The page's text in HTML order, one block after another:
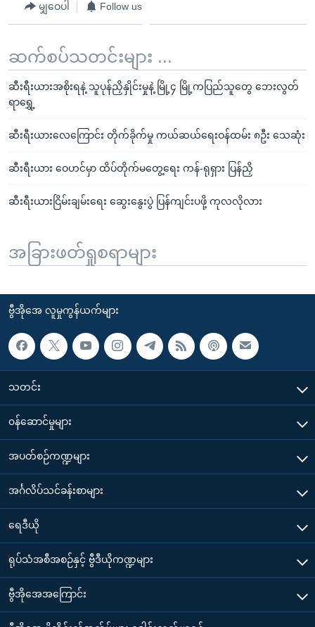
မျှဝေပါ Follow us
ဆက်စပ်သတင်းများ ...
ဆီးရီးယားအစိုးရနဲ့ သူပုန်ညှိနှိုင်းမှုနဲ့ မြို့၄ မြို့ကပြည်သူတွေ ဘေးလွတ်
ရာရွှေ့
ဆီးရီးယားလေကြောင်း တိုက်ခိုက်မှု ကယ်ဆယ်ရေးဝန်ထမ်း ၈ဦး သေဆုံး
ဆီးရီးယား ဝေဟင်မှာ ထိပ်တိုက်မတွေ့ရေး ကန်-ရုရှား ပြန်ညှိ
ဆီးရီးယားငြိမ်းချမ်းရေး ဆွေးနွေးပွဲ ပြန်ကျင်းပဖို့ ကုလလိုလား
အခြားဖတ်ရှုစရာများ
ဗွီအိုအေ လူမှုကွန်ယက်များ
သတင်း
၀န်ဆောင်မှုများ
အပတ်စဉ်ကဏ္ဍများ
အင်္ဂလိပ်သင်ခန်းစာများ
ရေဒီယို
ရုပ်သံအစီအစဉ်နှင့် ဗွီဒီယိုကဏ္ဍများ
ဗွီအိုအေအကြောင်း